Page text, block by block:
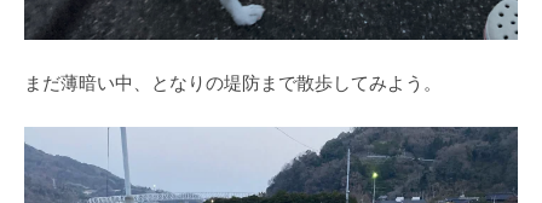
まだ薄暗い中、となりの堤防まで散歩してみよう。